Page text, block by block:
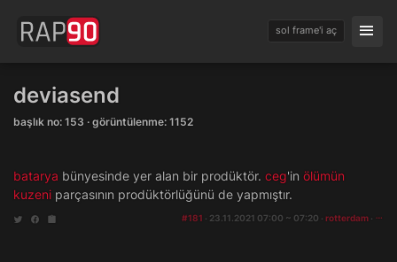
sol frame'i aç
deviasend
başlık no: 153 · görüntülenme: 1152
batarya bünyesinde yer alan bir prodüktör. ceg'in ölümün
kuzeni parçasının prodüktörlüğünü de yapmıştır.
#181 · 23.11.2021 07:00 ~ 07:20 · rotterdam ·